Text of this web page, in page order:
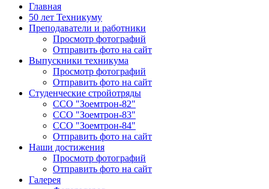
Главная
50 лет Техникуму
Преподаватели и работники
Просмотр фотографий
Отправить фото на сайт
Выпускники техникума
Просмотр фотографий
Отправить фото на сайт
Студенческие стройотряды
ССО "Зоемтрон-82"
ССО "Зоемтрон-83"
ССО "Зоемтрон-84"
Отправить фото на сайт
Наши достижения
Просмотр фотографий
Отправить фото на сайт
Галерея